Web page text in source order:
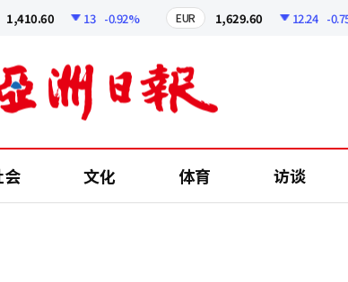
13 -0.92% EUR 1,629.60 12.24 -0.75%
会 文化 体育 访谈